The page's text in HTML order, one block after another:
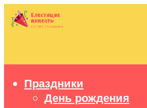
Праздники
День рождения